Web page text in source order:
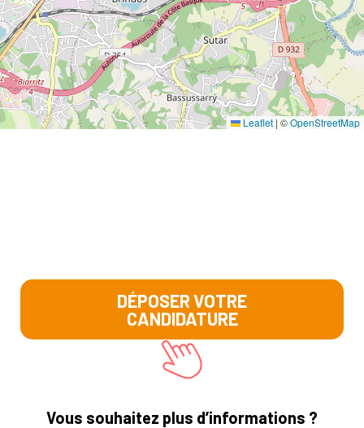
Leaflet | ©OpenStreetMap
DÉPOSER VOTRE
CANDIDATURE
Vous souhaitez plus d’informations ?